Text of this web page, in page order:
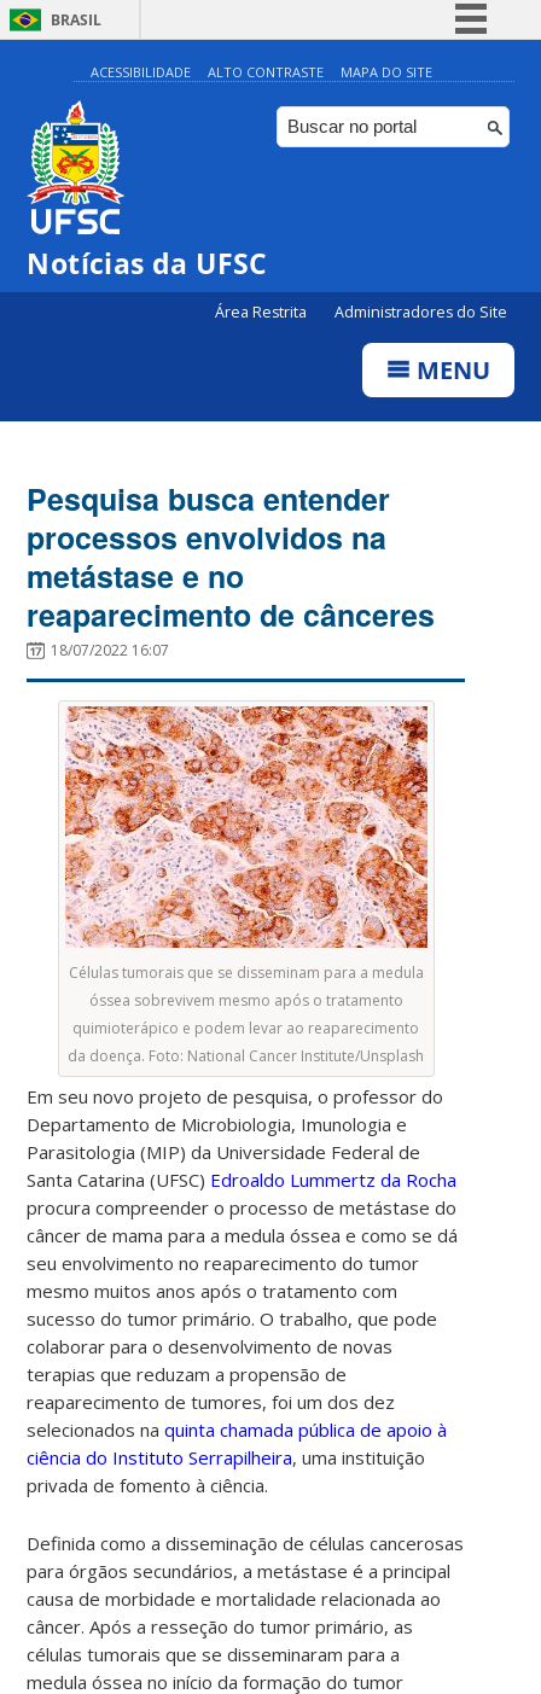
BRASIL
Simplifique!
Comunica BR
Participe
ACESSIBILIDADE ALTO CONTRASTE MAPA DO SITE
Notícias da UFSC
Área Restrita Administradores do Site
MENU
Pesquisa busca entender
processos envolvidos na
metástase e no
reaparecimento de cânceres
18/07/2022 16:07
Células tumorais que se disseminam para a medula
óssea sobrevivem mesmo após o tratamento
quimioterápico e podem levar ao reaparecimento
da doença. Foto: National Cancer Institute/Unsplash
Em seu novo projeto de pesquisa, o professor do
Departamento de Microbiologia, Imunologia e
Parasitologia (MIP) da Universidade Federal de
Santa Catarina (UFSC) Edroaldo Lummertz da Rocha
procura compreender o processo de metástase do
câncer de mama para a medula óssea e como se dá
seu envolvimento no reaparecimento do tumor
mesmo muitos anos após o tratamento com
sucesso do tumor primário. O trabalho, que pode
colaborar para o desenvolvimento de novas
terapias que reduzam a propensão de
reaparecimento de tumores, foi um dos dez
selecionadosnaquinta chamada pública de apoio à
ciência do Instituto Serrapilheira, uma instituição
privada de fomento à ciência.
Definida como a disseminação de células cancerosas
para órgãos secundários, a metástase é a principal
causa de morbidade e mortalidade relacionada ao
câncer. Após a resseção do tumor primário, as
células tumorais que se disseminaram para a
medula óssea no início da formação do tumor